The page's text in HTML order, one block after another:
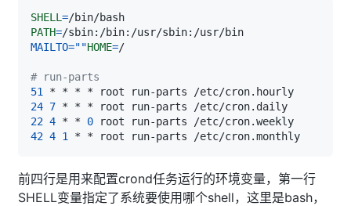
SHELL =
PATH=
MAILTO=""HOME=
# run-parts
51
24 7
22 4 * * 0
42 4 1
前四行是用来配置crond任务运行的环境变量，第一行
SHELL变量指定了系统要使用哪个shell，这里是bash，